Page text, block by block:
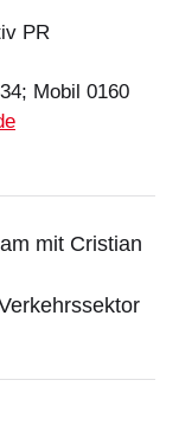
PR
Mobil 0160
mit Cristian